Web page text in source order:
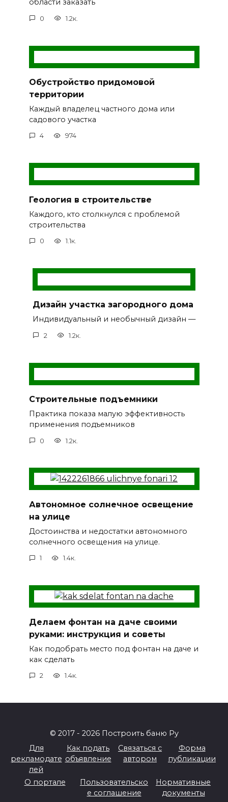
области заказать
0 1.2к.
Обустройство придомовой
территории
Каждый владелец частного дома или
садового участка
4 974
Геология в строительстве
Каждого, кто столкнулся с проблемой
строительства
0 1.1к.
Дизайн участка загородного дома
Индивидуальный и необычный дизайн —
2 1.2к.
Строительные подъемники
Практика показа малую эффективность
применения подъемников
0 1.2к.
Автономное солнечное освещение
на улице
Достоинства и недостатки автономного
солнечного освещения на улице.
1 1.4к.
Делаем фонтан на даче своими
руками: инструкция и советы
Как подобрать место под фонтан на даче и
как сделать
2 1.4к.
© 2017 - 2026 Построить баню Ру
Для
рекламодате
лей
Как подать
объявление
Связаться с
автором
Форма
публикации
О портале
Пользовательско
е соглашение
Нормативные
документы